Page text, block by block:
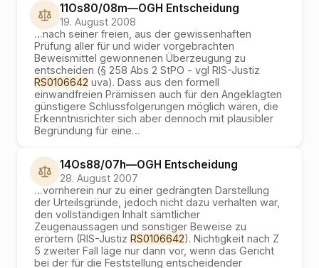
11Os80/08m—OGH Entscheidung
19. August 2008
…nach seiner freien, aus der gewissenhaften
Prüfung aller für und wider vorgebrachten
Beweismittel gewonnenen Überzeugung zu
entscheiden (§ 258 Abs 2 StPO - vgl RIS-Justiz
RS0106642 uva). Dass aus den formell
einwandfreien Prämissen auch für den Angeklagten
günstigere Schlussfolgerungen möglich wären, die
Erkenntnisrichter sich aber dennoch mit plausibler
Begründung für eine…
14Os88/07h—OGH Entscheidung
28. August 2007
…vornherein nur zu einer gedrängten Darstellung
der Urteilsgründe, jedoch nicht dazu verhalten war,
den vollständigen Inhalt sämtlicher
Zeugenaussagen und sonstiger Beweise zu
erörtern (RIS-Justiz RS0106642). Nichtigkeit nach Z
5 zweiter Fall läge nur dann vor, wenn das Gericht
bei der für die Feststellung entscheidender